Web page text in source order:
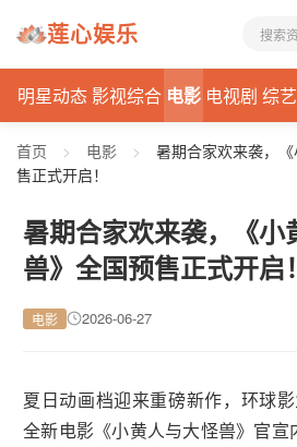
莲心娱乐
明星动态 影视综合 电影 电视剧 综
首页 > 电影 >
暑期合家欢来袭，
售正式开启！
暑期合家欢来袭，《小
兽》全国预售正式开启！
电影 2026-06-27
夏日动画档迎来重磅新作，环球
全新电影《小黄人与大怪兽》官